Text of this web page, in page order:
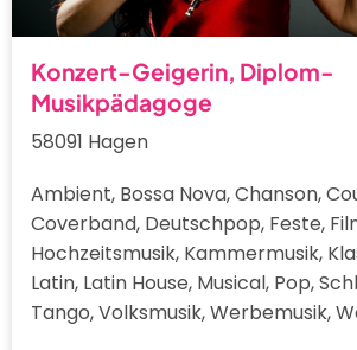
Konzert-Geigerin, Diplom-
Musikpädagoge
58091 Hagen
Ambient, Bossa Nova, Chanson,
Coverband, Deutschpop, Feste,
Hochzeitsmusik, Kammermusik,
Latin, Latin House, Musical, Pop,
Tango, Volksmusik, Werbemusik,